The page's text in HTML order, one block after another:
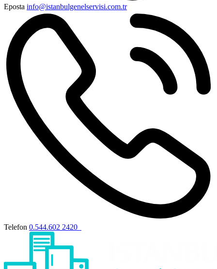
Eposta info@istanbulgenelservisi.com.tr
Telefon 0.544.602 2420